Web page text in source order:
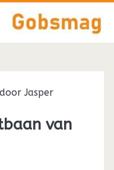
doorJasper
van